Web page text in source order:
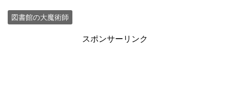
図書館の大魔術師
スポンサーリンク